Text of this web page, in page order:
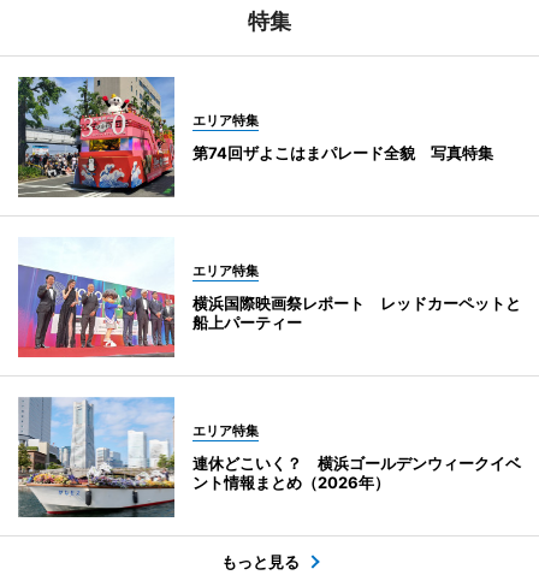
特集
エリア特集
第74回ザよこはまパレード全貌 写真特集
エリア特集
横浜国際映画祭レポート レッドカーペットと
船上パーティー
エリア特集
連休どこいく？ 横浜ゴールデンウィークイベ
ント情報まとめ（2026年）
もっと見る